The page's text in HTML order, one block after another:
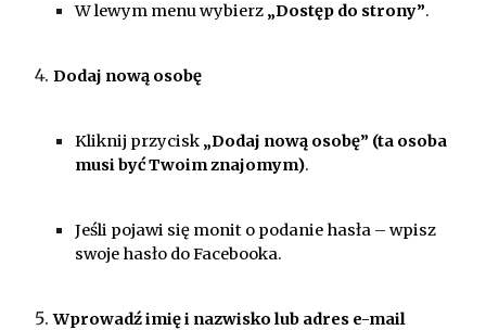
W lewym menu wybierz „Dostęp do strony”.
Dodaj nową osobę
Kliknij przycisk „Dodaj nową osobę” (ta osoba
musi być Twoim znajomym).
Jeśli pojawi się monit o podanie hasła – wpisz
swoje hasło do Facebooka.
Wprowadź imię i nazwisko lub adres e-mail